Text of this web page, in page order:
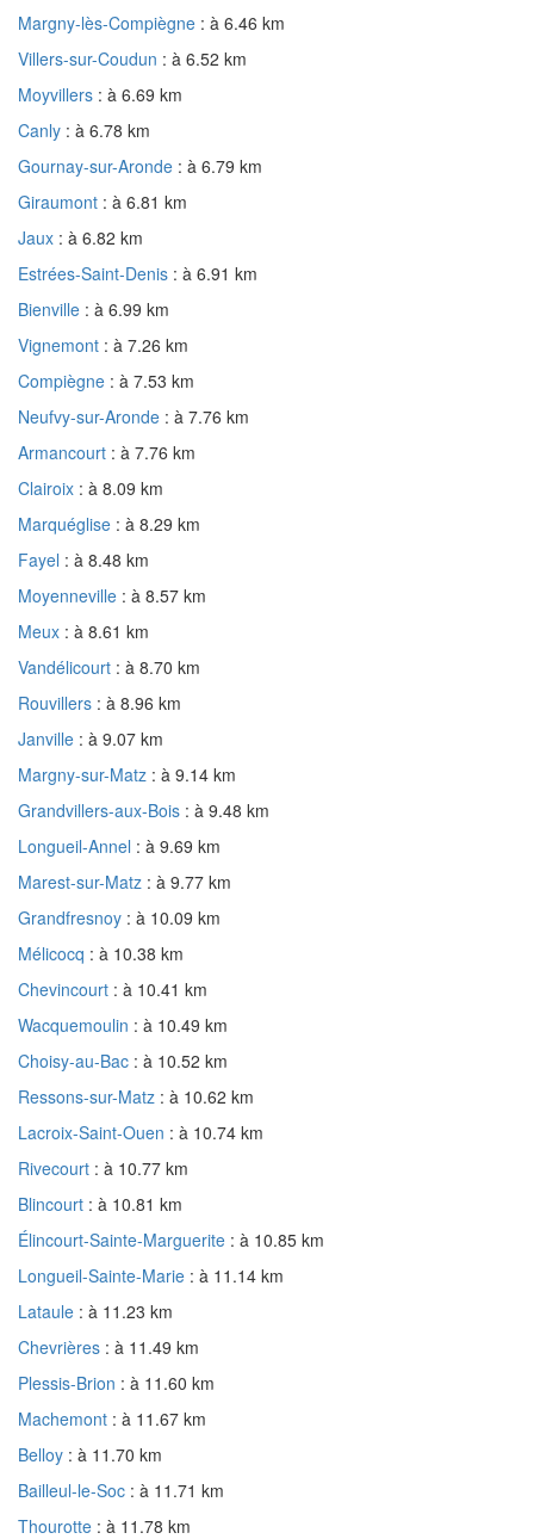
Margny-lès-Compiègne : à 6.46 km
Villers-sur-Coudun : à 6.52 km
Moyvillers : à 6.69 km
Canly : à 6.78 km
Gournay-sur-Aronde : à 6.79 km
Giraumont : à 6.81 km
Jaux : à 6.82 km
Estrées-Saint-Denis : à 6.91 km
Bienville : à 6.99 km
Vignemont : à 7.26 km
Compiègne : à 7.53 km
Neufvy-sur-Aronde : à 7.76 km
Armancourt : à 7.76 km
Clairoix : à 8.09 km
Marquéglise : à 8.29 km
Fayel : à 8.48 km
Moyenneville : à 8.57 km
Meux : à 8.61 km
Vandélicourt : à 8.70 km
Rouvillers : à 8.96 km
Janville : à 9.07 km
Margny-sur-Matz : à 9.14 km
Grandvillers-aux-Bois : à 9.48 km
Longueil-Annel : à 9.69 km
Marest-sur-Matz : à 9.77 km
Grandfresnoy : à 10.09 km
Mélicocq : à 10.38 km
Chevincourt : à 10.41 km
Wacquemoulin : à 10.49 km
Choisy-au-Bac : à 10.52 km
Ressons-sur-Matz : à 10.62 km
Lacroix-Saint-Ouen : à 10.74 km
Rivecourt : à 10.77 km
Blincourt : à 10.81 km
Élincourt-Sainte-Marguerite : à 10.85 km
Longueil-Sainte-Marie : à 11.14 km
Lataule : à 11.23 km
Chevrières : à 11.49 km
Plessis-Brion : à 11.60 km
Machemont : à 11.67 km
Belloy : à 11.70 km
Bailleul-le-Soc : à 11.71 km
Thourotte : à 11.78 km